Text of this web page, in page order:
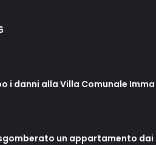
i danni alla Villa Comunale
un appartamento dai